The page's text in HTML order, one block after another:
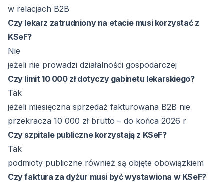
w relacjach B2B
Czy lekarz zatrudniony na etacie musi korzystać z
KSeF?
Nie
jeżeli nie prowadzi działalności gospodarczej
Czy limit 10 000 zł dotyczy gabinetu lekarskiego?
Tak
jeżeli miesięczna sprzedaż fakturowana B2B nie
przekracza 10 000 zł brutto – do końca 2026 r
Czy szpitale publiczne korzystają z KSeF?
Tak
podmioty publiczne również są objęte obowiązkiem
Czy faktura za dyżur musi być wystawiona w KSeF?